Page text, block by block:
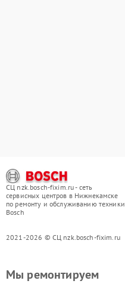
СЦ nzk.bosch-fixim.ru - сеть
сервисных центров в Нижнекамске
по ремонту и обслуживанию техники
Bosch
2021-2026 © СЦ nzk.bosch-fixim.ru
Мы ремонтируем